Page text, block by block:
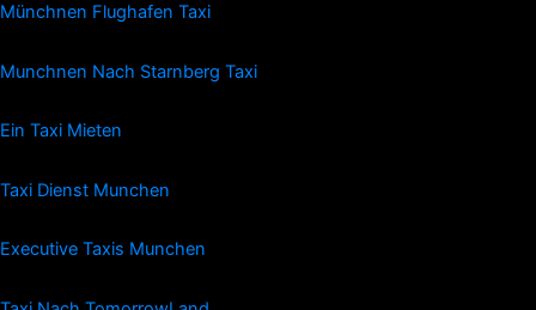
Münchnen Flughafen Taxi
Munchnen Nach Starnberg Taxi
Ein Taxi Mieten
Taxi Dienst Munchen
Executive Taxis Munchen